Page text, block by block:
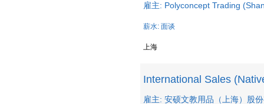
雇主: Polyconcept Trading
薪水: 面谈
上海
International Sales
雇主: 安硕文教用品（上海）股